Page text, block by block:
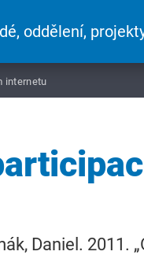
oddělení,
internetu
Daniel. 2011.